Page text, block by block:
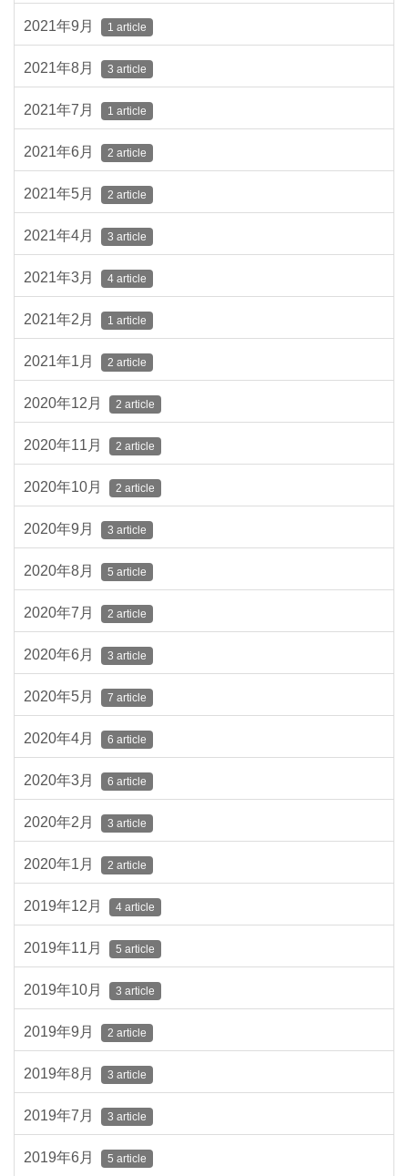
2021年9月 1 article
2021年8月 3 article
2021年7月 1 article
2021年6月 2 article
2021年5月 2 article
2021年4月 3 article
2021年3月 4 article
2021年2月 1 article
2021年1月 2 article
2020年12月 2 article
2020年11月 2 article
2020年10月 2 article
2020年9月 3 article
2020年8月 5 article
2020年7月 2 article
2020年6月 3 article
2020年5月 7 article
2020年4月 6 article
2020年3月 6 article
2020年2月 3 article
2020年1月 2 article
2019年12月 4 article
2019年11月 5 article
2019年10月 3 article
2019年9月 2 article
2019年8月 3 article
2019年7月 3 article
2019年6月 5 article